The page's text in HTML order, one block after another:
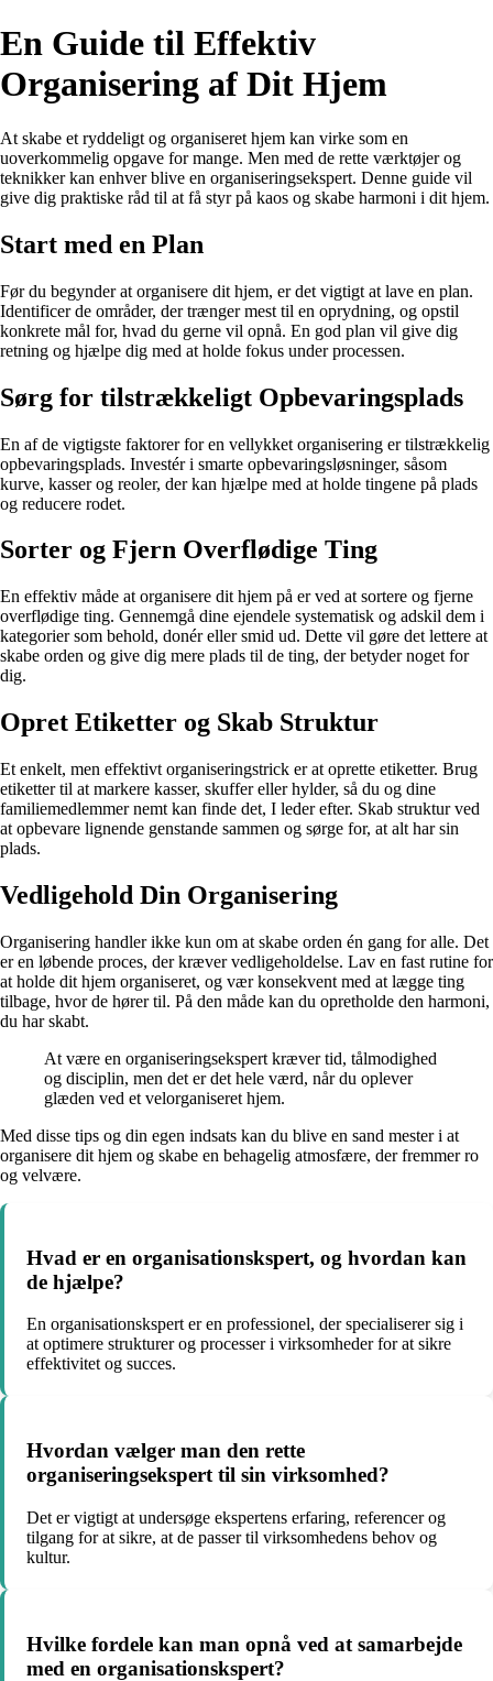
En Guide til Effektiv
Organisering af Dit Hjem
At skabe et ryddeligt og organiseret hjem kan virke som en
uoverkommelig opgave for mange. Men med de rette værktøjer og
teknikker kan enhver blive en organiseringsekspert. Denne guide vil
give dig praktiske råd til at få styr på kaos og skabe harmoni i dit hjem.
Start med en Plan
Før du begynder at organisere dit hjem, er det vigtigt at lave en plan.
Identificer de områder, der trænger mest til en oprydning, og opstil
konkrete mål for, hvad du gerne vil opnå. En god plan vil give dig
retning og hjælpe dig med at holde fokus under processen.
Sørg for tilstrækkeligt Opbevaringsplads
En af de vigtigste faktorer for en vellykket organisering er tilstrækkelig
opbevaringsplads. Investér i smarte opbevaringsløsninger, såsom
kurve, kasser og reoler, der kan hjælpe med at holde tingene på plads
og reducere rodet.
Sorter og Fjern Overflødige Ting
En effektiv måde at organisere dit hjem på er ved at sortere og fjerne
overflødige ting. Gennemgå dine ejendele systematisk og adskil dem i
kategorier som behold, donér eller smid ud. Dette vil gøre det lettere at
skabe orden og give dig mere plads til de ting, der betyder noget for
dig.
Opret Etiketter og Skab Struktur
Et enkelt, men effektivt organiseringstrick er at oprette etiketter. Brug
etiketter til at markere kasser, skuffer eller hylder, så du og dine
familiemedlemmer nemt kan finde det, I leder efter. Skab struktur ved
at opbevare lignende genstande sammen og sørge for, at alt har sin
plads.
Vedligehold Din Organisering
Organisering handler ikke kun om at skabe orden én gang for alle. Det
er en løbende proces, der kræver vedligeholdelse. Lav en fast rutine for
at holde dit hjem organiseret, og vær konsekvent med at lægge ting
tilbage, hvor de hører til. På den måde kan du opretholde den harmoni,
du har skabt.
At være en organiseringsekspert kræver tid, tålmodighed
og disciplin, men det er det hele værd, når du oplever
glæden ved et velorganiseret hjem.
Med disse tips og din egen indsats kan du blive en sand mester i at
organisere dit hjem og skabe en behagelig atmosfære, der fremmer ro
og velvære.
Hvad er en organisationskspert, og hvordan kan
de hjælpe?
En organisationskspert er en professionel, der specialiserer sig i
at optimere strukturer og processer i virksomheder for at sikre
effektivitet og succes.
Hvordan vælger man den rette
organiseringsekspert til sin virksomhed?
Det er vigtigt at undersøge ekspertens erfaring, referencer og
tilgang for at sikre, at de passer til virksomhedens behov og
kultur.
Hvilke fordele kan man opnå ved at samarbejde
med en organisationskspert?